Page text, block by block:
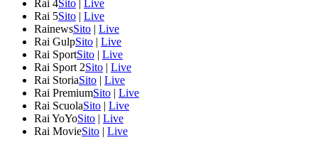
Rai 4Sito | Live
Rai 5Sito | Live
RainewsSito | Live
Rai GulpSito | Live
Rai SportSito | Live
Rai Sport 2Sito | Live
Rai StoriaSito | Live
Rai PremiumSito | Live
Rai ScuolaSito | Live
Rai YoYoSito | Live
Rai MovieSito | Live